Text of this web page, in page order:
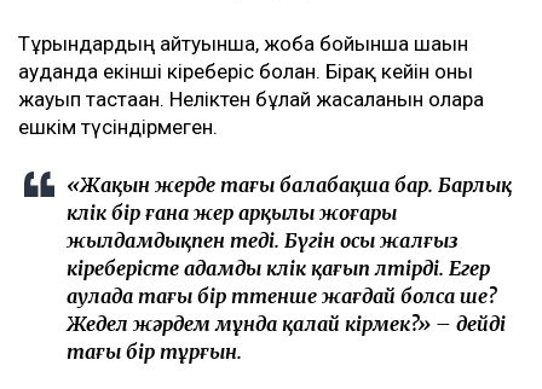
Тұрғындардың айтуынша, жоба бойынша шағын
ауданда екінші кіреберіс болған. Бірақ кейін оны
жауып тастаған. Неліктен бұлай жасалғанын оларға
ешкім түсіндірмеген.
«Жақын жерде тағы балабақша бар. Барлық
көлік бір ғана жер арқылы жоғары
жылдамдықпен өтеді. Бүгін осы жалғыз
кіреберісте адамды көлік қағып өлтірді. Егер
аулада тағы бір төтенше жағдай болса ше?
Жедел жәрдем мұнда қалай кірмек?» – дейді
тағы бір тұрғын.